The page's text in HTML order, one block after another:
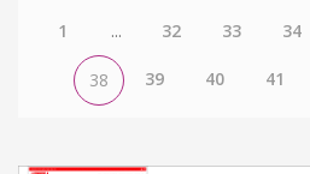
1 ... 32 33 34
38 39 40 41